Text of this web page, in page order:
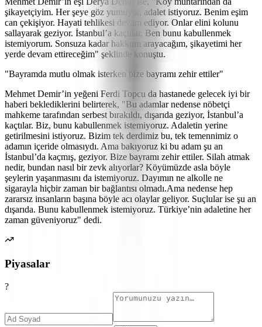
şikayetçiyim. Her şeye göz yumuyor, adalet istiyoruz. Benim eşim
can çekişiyor. Hayati tehlikesi devam ediyor. Onlar elini kolunu
sallayarak geziyor. İstanbul’a kaçtılar. Ben bunu kabullenmek
istemiyorum. Sonsuza kadar hakkımı arayacağım, şikayetimi her
yerde devam ettireceğim" şeklinde konuştu.
"Bayramda mutlu olmak isterken bize bayramı zehir ettiler"
Mehmet Demir’in yeğeni Ferdi Topcu da hastanede gelecek iyi bir
haberi beklediklerini belirterek, "Bu adamlar nedense nöbetçi
mahkeme tarafından serbest bırakıldı, dışarıda geziyor, İstanbul’a
kaçtılar. Biz, bunu kabullenmek istemiyoruz. Adaletin yerine
getirilmesini istiyoruz. Bizim tek derdimiz bu, tek temennimiz o
adamın içeride olmasıydı. Ama bakıyoruz ki bu adam şu an
İstanbul’da kaçmış, geziyor. Bize bayramı zehir ettiler. Silah atmak
nedir, bundan nasıl bir zevk alıyorlar? Köyümüzde asla böyle
şeylerin yaşanmasını da istemiyoruz. Dayımın ne alkolle ne
sigarayla hiçbir zaman bir bağlantısı olmadı.Ama nedense hep
zararsız insanların başına böyle acı olaylar geliyor. Suçlular ise şu an
dışarıda. Bunu kabullenmek istemiyoruz. Türkiye’nin adaletine her
zaman güveniyoruz" dedi.
Piyasalar
?